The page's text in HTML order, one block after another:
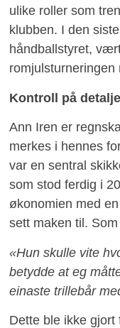
ulike roller som
klubben. I den
håndballstyret,
romjulsturneringen
Kontroll på
Ann Iren er
merkes i hennes
var en sentral
som stod ferdig i
økonomien med
sett maken til.
«Hun skulle vite
betydde at eg
einaste trillebår
Dette ble ikke